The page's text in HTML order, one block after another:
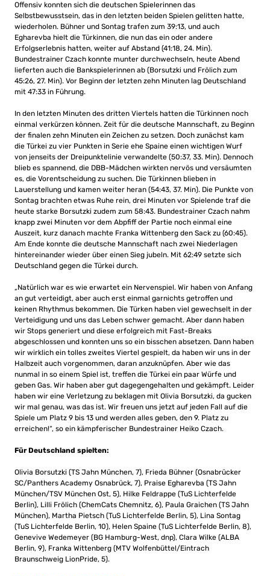
Offensiv konnten sich die deutschen Spielerinnen das
Selbstbewusstsein, das in den letzten beiden Spielen gelitten hatte,
wiederholen. Bühner und Sontag trafen zum 39:13, und auch
Egharevba hielt die Türkinnen, die nun das ein oder andere
Erfolgserlebnis hatten, weiter auf Abstand (41:18, 24. Min).
Bundestrainer Czach konnte munter durchwechseln, heute Abend
lieferten auch die Bankspielerinnen ab (Borsutzki und Frölich zum
45:26, 27. Min). Vor Beginn der letzten zehn Minuten lag Deutschland
mit 47:33 in Führung.
In den letzten Minuten des dritten Viertels hatten die Türkinnen noch
einmal verkürzen können. Zeit für die deutsche Mannschaft, zu Beginn
der finalen zehn Minuten ein Zeichen zu setzen. Doch zunächst kam
die Türkei zu vier Punkten in Serie ehe Spaine einen wichtigen Wurf
von jenseits der Dreipunktelinie verwandelte (50:37, 33. Min). Dennoch
blieb es spannend, die DBB-Mädchen wirkten nervös und versäumten
es, die Vorentscheidung zu suchen. Die Türkinnen blieben in
Lauerstellung und kamen weiter heran (54:43, 37. Min). Die Punkte von
Sontag brachten etwas Ruhe rein, drei Minuten vor Spielende traf die
heute starke Borsutzki zudem zum 58:43. Bundestrainer Czach nahm
knapp zwei Minuten vor dem Abpfiff der Partie noch einmal eine
Auszeit, kurz danach machte Franka Wittenberg den Sack zu (60:45).
Am Ende konnte die deutsche Mannschaft nach zwei Niederlagen
hintereinander wieder über einen Sieg jubeln. Mit 62:49 setzte sich
Deutschland gegen die Türkei durch.
„Natürlich war es wie erwartet ein Nervenspiel. Wir haben von Anfang
an gut verteidigt, aber auch erst einmal garnichts getroffen und
keinen Rhythmus bekommen. Die Türken haben viel gewechselt in der
Verteidigung und uns das Leben schwer gemacht. Aber dann haben
wir Stops generiert und diese erfolgreich mit Fast-Breaks
abgeschlossen und konnten uns so ein bisschen absetzen. Dann haben
wir wirklich ein tolles zweites Viertel gespielt, da haben wir uns in der
Halbzeit auch vorgenommen, daran anzuknüpfen. Aber wie das
nunmal in so einem Spiel ist, treffen die Türkei ein paar Würfe und
geben Gas. Wir haben aber gut dagegengehalten und gekämpft. Leider
haben wir eine Verletzung zu beklagen mit Olivia Borsutzki, da gucken
wir mal genau, was das ist. Wir freuen uns jetzt auf jeden Fall auf die
Spiele um Platz 9 bis 13 und werden alles geben, den 9. Platz zu
erreichen!“, so ein kämpferischer Bundestrainer Heiko Czach.
Für Deutschland spielten:
Olivia Borsutzki (TS Jahn München, 7), Frieda Bühner (Osnabrücker
SC/Panthers Academy Osnabrück, 7), Praise Egharevba (TS Jahn
München/TSV München Ost, 5), Hilke Feldrappe (TuS Lichterfelde
Berlin), Lilli Frölich (ChemCats Chemnitz, 6), Paula Graichen (TS Jahn
München), Martha Pietsch (TuS Lichterfelde Berlin, 5), Lina Sontag
(TuS Lichterfelde Berlin, 10), Helen Spaine (TuS Lichterfelde Berlin, 8),
Genevive Wedemeyer (BG Hamburg-West, dnp), Clara Wilke (ALBA
Berlin, 9), Franka Wittenberg (MTV Wolfenbüttel/Eintrach
Braunschweig LionPride, 5).